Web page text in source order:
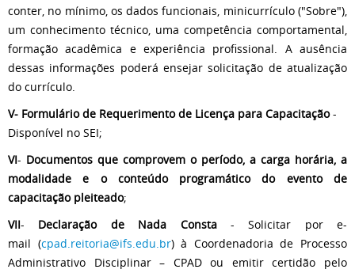
conter, no mínimo, os dados funcionais, minicurrículo ("Sobre"),
um conhecimento técnico, uma competência comportamental,
formação acadêmica e experiência profissional. A ausência
dessas informações poderá ensejar solicitação de atualização
do currículo.
V- Formulário de Requerimento de Licença para Capacitação-
Disponível no SEI;
VI- Documentos que comprovem o período, a carga horária, a
modalidade e o conteúdo programático do evento de
capacitação pleiteado;
VII- Declaração de Nada Consta- Solicitar por e-
mail (cpad.reitoria@ifs.edu.br) à Coordenadoria de Processo
Administrativo Disciplinar – CPAD ou emitir certidão pelo